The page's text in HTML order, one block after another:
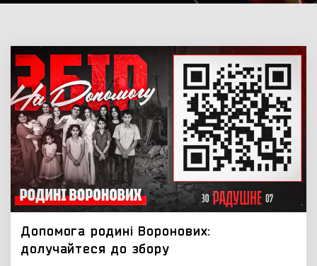
Допомога родині Воронових:
долучайтеся до збору